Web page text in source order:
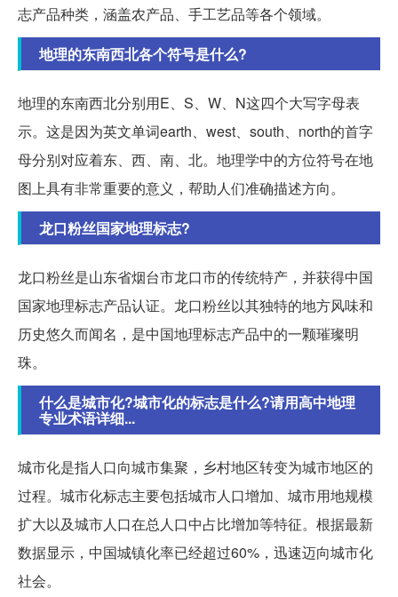
志产品种类，涵盖农产品、手工艺品等各个领域。
地理的东南西北各个符号是什么?
地理的东南西北分别用E、S、W、N这四个大写字母表
示。这是因为英文单词earth、west、south、north的首字
母分别对应着东、西、南、北。地理学中的方位符号在地
图上具有非常重要的意义，帮助人们准确描述方向。
龙口粉丝国家地理标志?
龙口粉丝是山东省烟台市龙口市的传统特产，并获得中国
国家地理标志产品认证。龙口粉丝以其独特的地方风味和
历史悠久而闻名，是中国地理标志产品中的一颗璀璨明
珠。
什么是城市化?城市化的标志是什么?请用高中地理
专业术语详细...
城市化是指人口向城市集聚，乡村地区转变为城市地区的
过程。城市化标志主要包括城市人口增加、城市用地规模
扩大以及城市人口在总人口中占比增加等特征。根据最新
数据显示，中国城镇化率已经超过60%，迅速迈向城市化
社会。